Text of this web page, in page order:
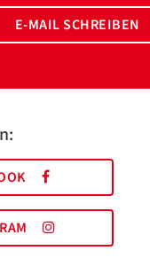
E-MAIL SCHREIBEN